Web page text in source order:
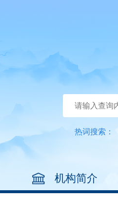
热词搜索：
机构简介